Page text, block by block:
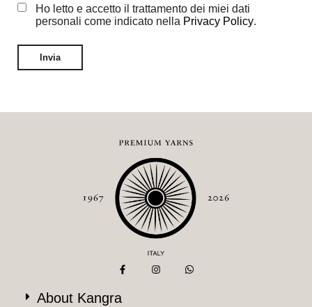
Ho letto e accetto il trattamento dei miei dati
personali come indicato nella Privacy Policy.
About Kangra